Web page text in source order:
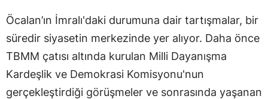
Öcalan’ın İmralı'daki durumuna dair tartışmalar, bir
süredir siyasetin merkezinde yer alıyor. Daha önce
TBMM çatısı altında kurulan Milli Dayanışma
Kardeşlik ve Demokrasi Komisyonu'nun
gerçekleştirdiği görüşmeler ve sonrasında yaşanan